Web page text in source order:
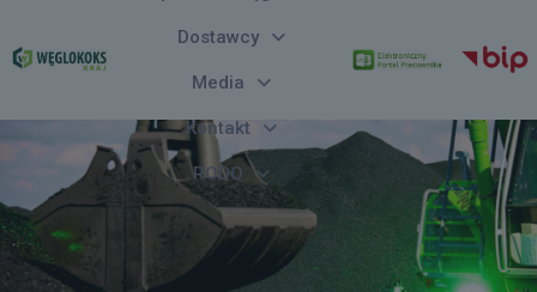
Dostawcy
Media
Kontakt
RODO